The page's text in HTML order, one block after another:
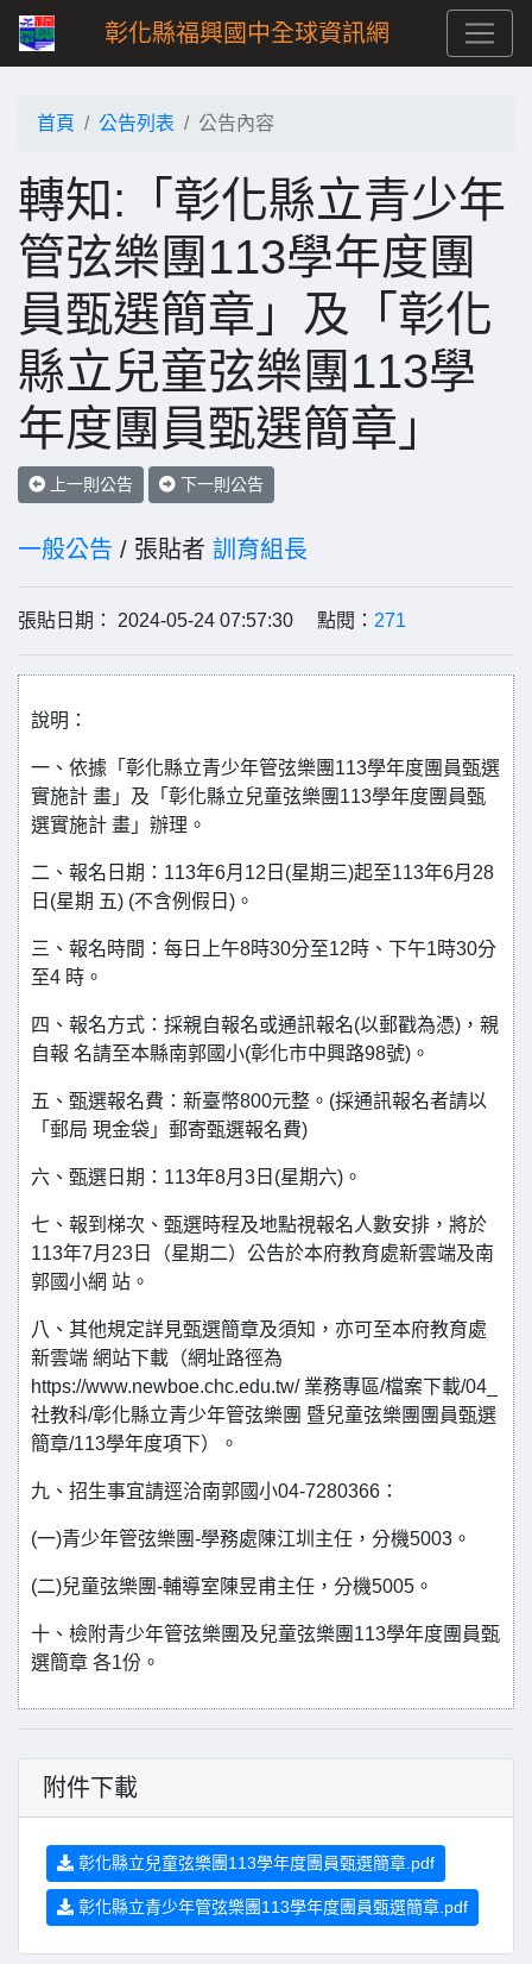
彰化縣福興國中全球資訊網
首頁 公告列表 公告內容
轉知:「彰化縣立青少年
管弦樂團113學年度團
員甄選簡章」及「彰化
縣立兒童弦樂團113學
年度團員甄選簡章」
上一則公告 下一則公告
一般公告 / 張貼者 訓育組長
張貼日期： 2024-05-24 07:57:30 點閱： 271
說明：
一、依據「彰化縣立青少年管弦樂團113學年度團員甄選
實施計 畫」及「彰化縣立兒童弦樂團113學年度團員甄
選實施計 畫」辦理。
二、報名日期：113年6月12日(星期三)起至113年6月28
日(星期 五) (不含例假日)。
三、報名時間：每日上午8時30分至12時、下午1時30分
至4 時。
四、報名方式：採親自報名或通訊報名(以郵戳為憑)，親
自報 名請至本縣南郭國小(彰化市中興路98號)。
五、甄選報名費：新臺幣800元整。(採通訊報名者請以
「郵局 現金袋」郵寄甄選報名費)
六、甄選日期：113年8月3日(星期六)。
七、報到梯次、甄選時程及地點視報名人數安排，將於
113年7月23日（星期二）公告於本府教育處新雲端及南
郭國小網 站。
八、其他規定詳見甄選簡章及須知，亦可至本府教育處
新雲端 網站下載（網址路徑為
https://www.newboe.chc.edu.tw/ 業務專區/檔案下載/04_
社教科/彰化縣立青少年管弦樂團 暨兒童弦樂團團員甄選
簡章/113學年度項下）。
九、招生事宜請逕洽南郭國小04-7280366：
(一)青少年管弦樂團-學務處陳江圳主任，分機5003。
(二)兒童弦樂團-輔導室陳昱甫主任，分機5005。
十、檢附青少年管弦樂團及兒童弦樂團113學年度團員甄
選簡章 各1份。
附件下載
彰化縣立兒童弦樂團113學年度團員甄選簡章.pdf
彰化縣立青少年管弦樂團113學年度團員甄選簡章.pdf